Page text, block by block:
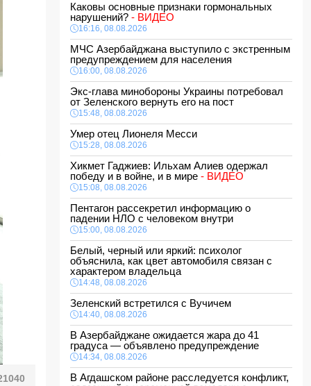
Каковы основные признаки гормональных
нарушений? - ВИДЕО
16:16, 08.08.2026
МЧС Азербайджана выступило с экстренным
предупреждением для населения
16:00, 08.08.2026
Экс-глава минобороны Украины потребовал
от Зеленского вернуть его на пост
15:48, 08.08.2026
Умер отец Лионеля Месси
15:28, 08.08.2026
Хикмет Гаджиев: Ильхам Алиев одержал
победу и в войне, и в мире - ВИДЕО
15:08, 08.08.2026
Пентагон рассекретил информацию о
падении НЛО с человеком внутри
15:00, 08.08.2026
Белый, черный или яркий: психолог
объяснила, как цвет автомобиля связан с
характером владельца
14:48, 08.08.2026
Зеленский встретился с Вучичем
14:40, 08.08.2026
В Азербайджане ожидается жара до 41
градуса — объявлено предупреждение
14:34, 08.08.2026
В Агдашском районе расследуется конфликт,